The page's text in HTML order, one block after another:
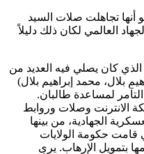
أنها تجاهلت صلات السيد
العالمي لكان ذلك دليلاً
كان يصلي فيه العديد من
بلال، محمد إبراهيم بلال)
عام 2003 بتهمة التآمر لمساعدة طالبان.
الانترنت وصلات وروابط
الجهادية، من بينها
قامت حكومة الولايات
بتمويل الإرهاب. يرى